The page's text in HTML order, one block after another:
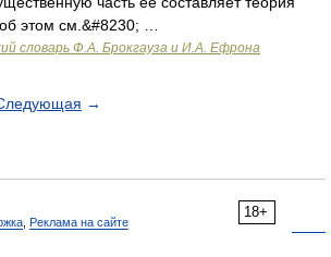
этом см.&#8230; …
словарь Ф.А. Брокгауза и И.А. Ефрона
→
18+
Реклама на сайте